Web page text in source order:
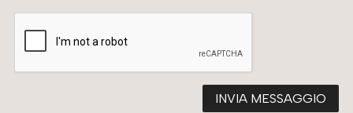
INVIA MESSAGGIO